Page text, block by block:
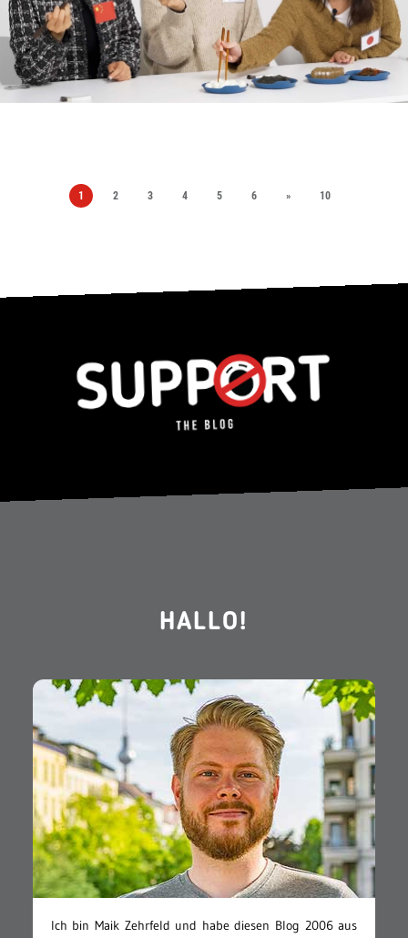
1 2 3 4 5 6 » 10
HALLO!
Ich bin Maik Zehrfeld und habe diesen Blog 2006 aus